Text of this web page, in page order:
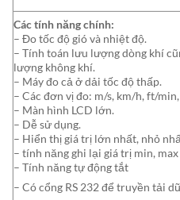
Các tính năng chính:
– Đo tốc độ gió và nhiệt độ.
– Tính toán lưu lượng dòng khí
lượng không khí.
– Máy đo cả ở dải tốc độ thấp.
– Các đơn vị đo: m/s, km/h, ft/
– Màn hình LCD lớn.
– Dễ sử dụng.
– Hiển thị giá trị lớn nhất, nhỏ
– tính năng ghi lại giá trị min, max
– Tính năng tự động tắt
– Có cổng RS 232 để truyền tải